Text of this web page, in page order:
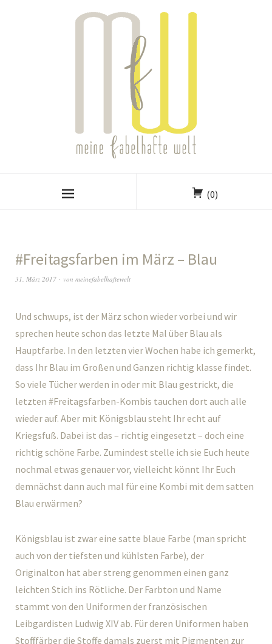
(0)
#Freitagsfarben im März – Blau
31. März 2017 von meinefabelhaftewelt
Und schwups, ist der März schon wieder vorbei und wir
sprechen heute schon das letzte Mal über Blau als
Hauptfarbe. In den letzten vier Wochen habe ich gemerkt,
dass Ihr Blau im Großen und Ganzen richtig klasse findet.
So viele Tücher werden in oder mit Blau gestrickt, die
letzten #Freitagsfarben-Kombis tauchen dort auch alle
wieder auf. Aber mit Königsblau steht Ihr echt auf
Kriegsfuß. Dabei ist das – richtig eingesetzt – doch eine
richtig schöne Farbe. Zumindest stelle ich sie Euch heute
nochmal etwas genauer vor, vielleicht könnt Ihr Euch
demnächst dann auch mal für eine Kombi mit dem satten
Blau erwärmen?
Königsblau ist zwar eine satte blaue Farbe (man spricht
auch von der tiefsten und kühlsten Farbe), der
Originalton hat aber streng genommen einen ganz
leichten Stich ins Rötliche. Der Farbton und Name
stammt von den Uniformen der französischen
Leibgardisten Ludwig XIV ab. Für deren Uniformen haben
Stofffärber die Stoffe damals zuerst mit Pigmenten zur